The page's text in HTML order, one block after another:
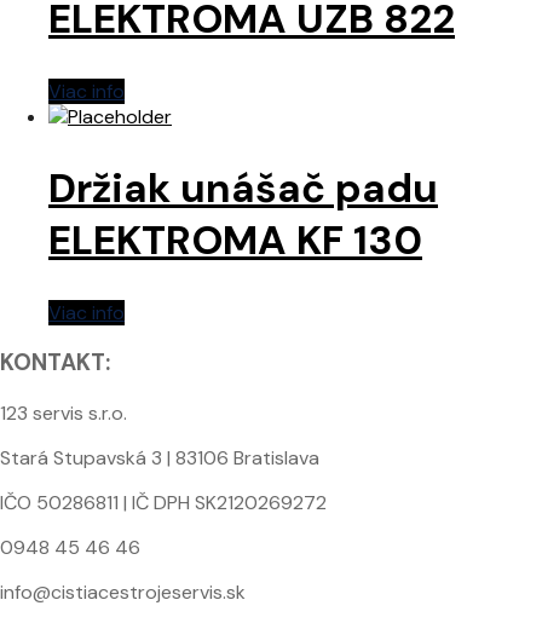
ELEKTROMA UZB 822
Viac info
Držiak unášač padu
ELEKTROMA KF 130
Viac info
KONTAKT:
123 servis s.r.o.
Stará Stupavská 3 | 83106 Bratislava
IČO 50286811 | IČ DPH SK2120269272
0948 45 46 46
info@cistiacestrojeservis.sk